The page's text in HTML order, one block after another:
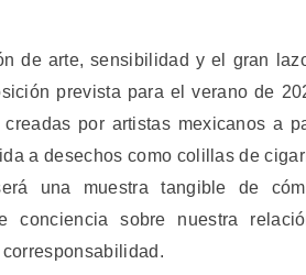
de arte, sensibilidad y el gran
prevista para el verano de
creadas por artistas mexicanos a
a desechos como colillas de
una muestra tangible de
conciencia sobre nuestra